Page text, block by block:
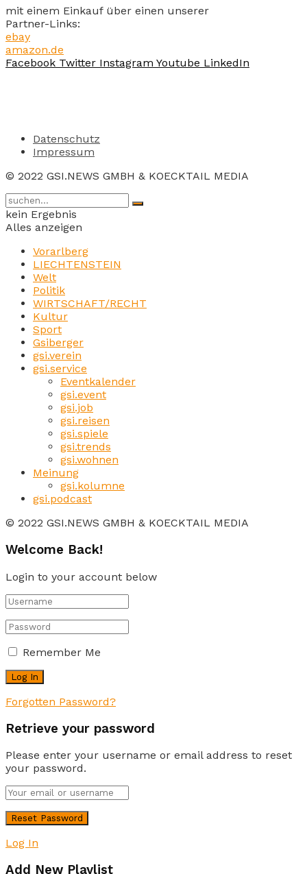
mit einem Einkauf über einen unserer
Partner-Links:
ebay
amazon.de
Facebook Twitter Instagram Youtube LinkedIn
Datenschutz
Impressum
© 2022 GSI.NEWS GMBH & KOECKTAIL MEDIA
kein Ergebnis
Alles anzeigen
Vorarlberg
LIECHTENSTEIN
Welt
Politik
WIRTSCHAFT/RECHT
Kultur
Sport
Gsiberger
gsi.verein
gsi.service
Eventkalender
gsi.event
gsi.job
gsi.reisen
gsi.spiele
gsi.trends
gsi.wohnen
Meinung
gsi.kolumne
gsi.podcast
© 2022 GSI.NEWS GMBH & KOECKTAIL MEDIA
Welcome Back!
Login to your account below
Remember Me
Forgotten Password?
Retrieve your password
Please enter your username or email address to reset
your password.
Log In
Add New Playlist